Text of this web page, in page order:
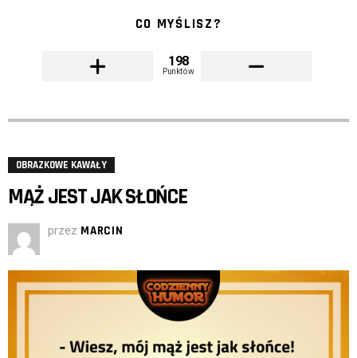
CO MYŚLISZ?
198
Punktów
OBRAZKOWE KAWAŁY
MĄŻ JEST JAK SŁOŃCE
przez MARCIN